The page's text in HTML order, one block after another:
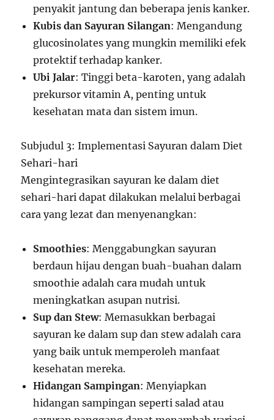
penyakit jantung dan beberapa jenis kanker.
Kubis dan Sayuran Silangan: Mengandung
glucosinolates yang mungkin memiliki efek
protektif terhadap kanker.
Ubi Jalar: Tinggi beta-karoten, yang adalah
prekursor vitamin A, penting untuk
kesehatan mata dan sistem imun.
Subjudul 3: Implementasi Sayuran dalam Diet
Sehari-hari
Mengintegrasikan sayuran ke dalam diet
sehari-hari dapat dilakukan melalui berbagai
cara yang lezat dan menyenangkan:
Smoothies: Menggabungkan sayuran
berdaun hijau dengan buah-buahan dalam
smoothie adalah cara mudah untuk
meningkatkan asupan nutrisi.
Sup dan Stew: Memasukkan berbagai
sayuran ke dalam sup dan stew adalah cara
yang baik untuk memperoleh manfaat
kesehatan mereka.
Hidangan Sampingan: Menyiapkan
hidangan sampingan seperti salad atau